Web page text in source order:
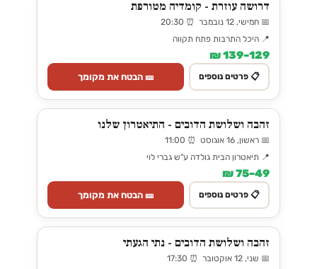
דרושה עוזרת - קומדיה מטורפת
📅 חמישי, 12 נובמבר ⏰ 20:30
📍 היכל התרבות פתח תקווה
129–139 ₪
📋 פרטים נוספים 🎫 הבטח את מקומך
זהבה ושלושת הדובים - התיאטרון שלנו
📅 ראשון, 16 אוגוסט ⏰ 11:00
📍 תיאטרון הבית גולדה ע"ש גברי לוי
49–75 ₪
📋 פרטים נוספים 🎫 הבטח את מקומך
זהבה ושלושת הדובים - נתי הגעתי
📅 שני, 12 אוקטובר ⏰ 17:30